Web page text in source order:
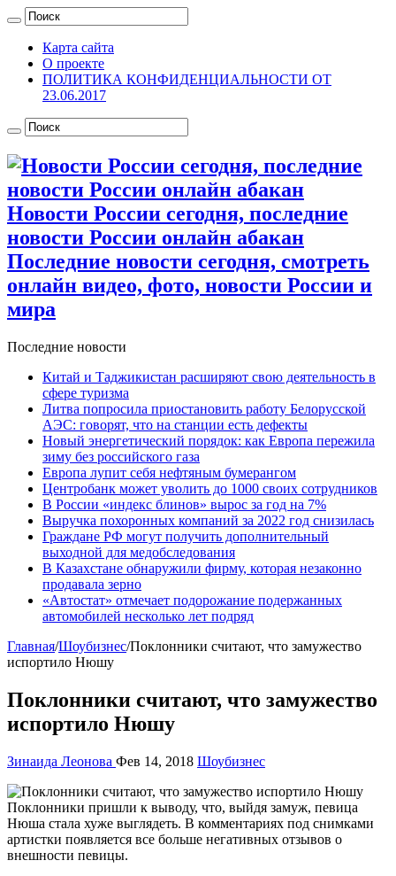
Карта сайта
О проекте
ПОЛИТИКА КОНФИДЕНЦИАЛЬНОСТИ ОТ
23.06.2017
Новости России сегодня, последние
новости России онлайн абакан
Последние новости сегодня, смотреть
онлайн видео, фото, новости России и
мира
Последние новости
Китай и Таджикистан расширяют свою деятельность в
сфере туризма
Литва попросила приостановить работу Белорусской
АЭС: говорят, что на станции есть дефекты
Новый энергетический порядок: как Европа пережила
зиму без российского газа
Европа лупит себя нефтяным бумерангом
Центробанк может уволить до 1000 своих сотрудников
В России «индекс блинов» вырос за год на 7%
Выручка похоронных компаний за 2022 год снизилась
Граждане РФ могут получить дополнительный
выходной для медобследования
В Казахстане обнаружили фирму, которая незаконно
продавала зерно
«Автостат» отмечает подорожание подержанных
автомобилей несколько лет подряд
Главная/Шоубизнес/Поклонники считают, что замужество
испортило Нюшу
Поклонники считают, что замужество
испортило Нюшу
Зинаида Леонова Фев 14, 2018 Шоубизнес
Поклонники пришли к выводу, что, выйдя замуж, певица
Нюша стала хуже выглядеть. В комментариях под снимками
артистки появляется все больше негативных отзывов о
внешности певицы.